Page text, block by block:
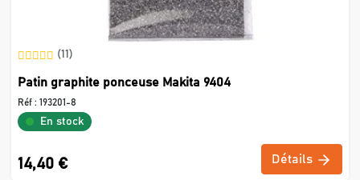
(11)
Patin graphite ponceuse Makita 9404
Réf : 193201-8
En stock
14,40 € Détails